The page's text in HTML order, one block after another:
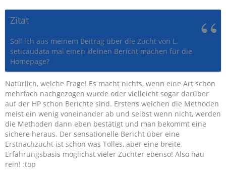
Zitat
Soll ich aus meinem Beitrag über die Zucht von L.
seticaudata mal einen kleinen Bericht machen für die
Homepage?
Natürlich, welche Frage! Es macht nichts, wenn eine Art schon
mehrfach nachgezogen wurde oder vielleicht sogar darüber
auf der HP schon Berichte sind. Erstens weichen die Methoden
meist ein wenig voneinander ab und selbst wenn nicht, werden
die Methoden dann eben bestätigt und man bekommt eine
sichere heraus. Der sensationelle Bericht über eine
Erstnachzucht ist schon was Tolles, aber eine breite
Erfahrungsbasis möglichst vieler Züchter ebenso! Also hau
rein! :top